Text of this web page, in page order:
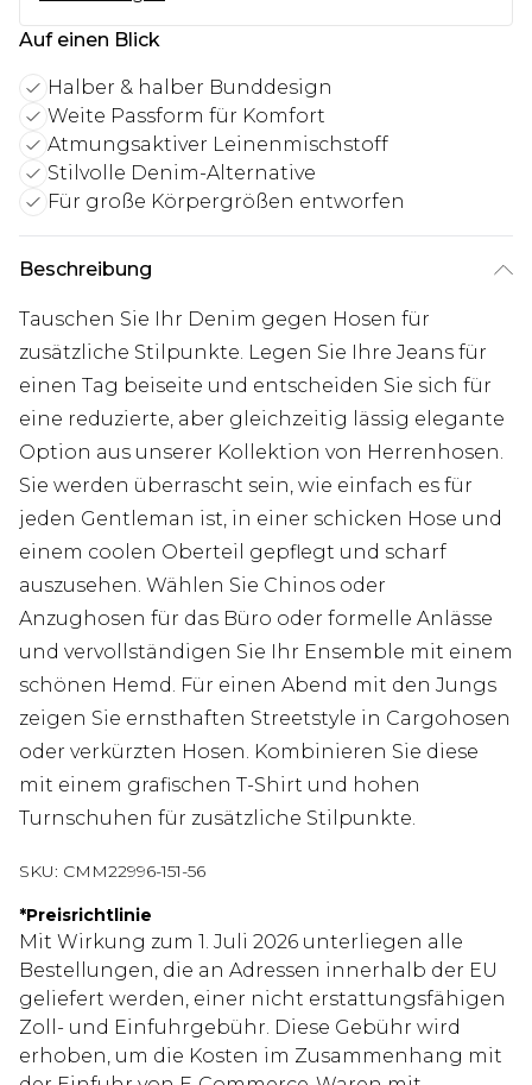
Auf einen Blick
Halber & halber Bunddesign
Weite Passform für Komfort
Atmungsaktiver Leinenmischstoff
Stilvolle Denim-Alternative
Für große Körpergrößen entworfen
Beschreibung
Tauschen Sie Ihr Denim gegen Hosen für
zusätzliche Stilpunkte. Legen Sie Ihre Jeans für
einen Tag beiseite und entscheiden Sie sich für
eine reduzierte, aber gleichzeitig lässig elegante
Option aus unserer Kollektion von Herrenhosen.
Sie werden überrascht sein, wie einfach es für
jeden Gentleman ist, in einer schicken Hose und
einem coolen Oberteil gepflegt und scharf
auszusehen. Wählen Sie Chinos oder
Anzughosen für das Büro oder formelle Anlässe
und vervollständigen Sie Ihr Ensemble mit einem
schönen Hemd. Für einen Abend mit den Jungs
zeigen Sie ernsthaften Streetstyle in Cargohosen
oder verkürzten Hosen. Kombinieren Sie diese
mit einem grafischen T-Shirt und hohen
Turnschuhen für zusätzliche Stilpunkte.
SKU: CMM22996-151-56
*Preisrichtlinie
Mit Wirkung zum 1. Juli 2026 unterliegen alle
Bestellungen, die an Adressen innerhalb der EU
geliefert werden, einer nicht erstattungsfähigen
Zoll- und Einfuhrgebühr. Diese Gebühr wird
erhoben, um die Kosten im Zusammenhang mit